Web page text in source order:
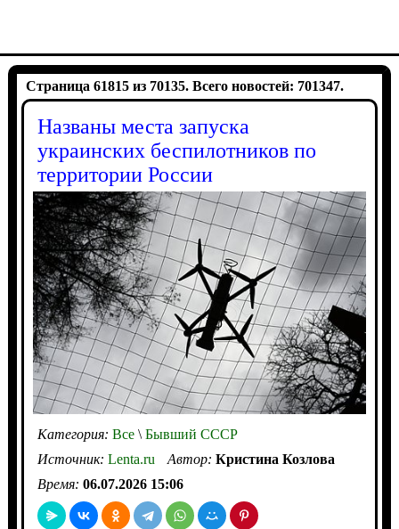
Страница 61815 из 70135. Всего новостей: 701347.
Названы места запуска
украинских беспилотников по
территории России
Категория: Все\Бывший СССР
Источник: Lenta.ru Автор: Кристина Козлова
Время: 06.07.2026 15:06